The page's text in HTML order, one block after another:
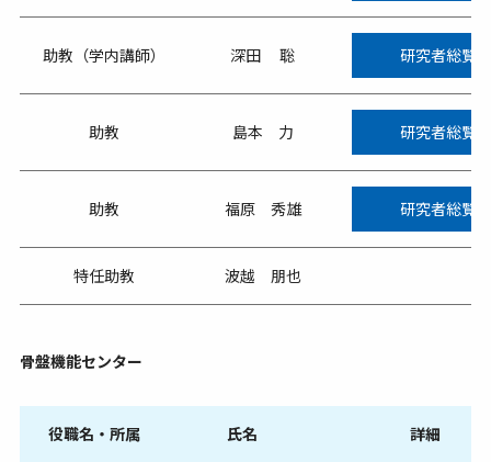
助教（学内講師） 深田 聡 研究者総覧へ
助教 島本 力 研究者総覧へ
助教 福原 秀雄 研究者総覧へ
特任助教 波越 朋也
役職名・所属 氏名 詳細
骨盤機能センター